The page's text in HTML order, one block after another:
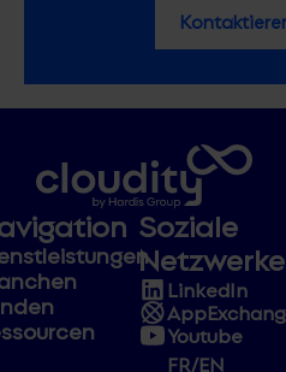
Soziale
Netzwerke
LinkedIn
Youtube
FR/EN